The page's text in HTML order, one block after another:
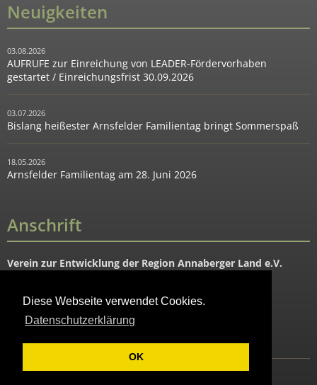
Diese Webseite verwendet Cookies.
Datenschutzerklärung
OK
Neuigkeiten
03.08.2026
AUFRUFE zur Einreichung von LEADER-Fördervorhaben
gestartet / Einreichungsfrist 30.09.2026
03.07.2026
Bislang heißester Arnsfelder Familientag bringt Sommerspaß
18.05.2026
Arnsfelder Familientag am 28. Juni 2026
Anschrift
Verein zur Entwicklung der Region Annaberger Land e.V.
09456 Mildenau OT Arnsfeld
Tel. 037343-88644